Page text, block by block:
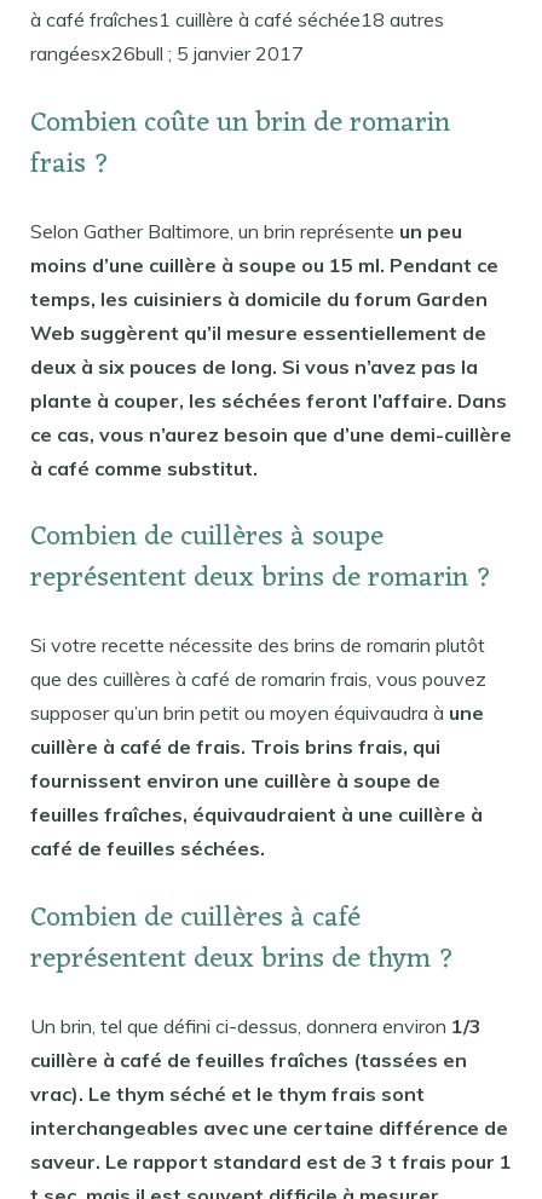
à café fraîches1 cuillère à café séchée18 autres
rangéesx26bull ; 5 janvier 2017
Combien coûte un brin de romarin
frais ?
Selon Gather Baltimore, un brin représente un peu
moins d’une cuillère à soupe ou 15 ml. Pendant ce
temps, les cuisiniers à domicile du forum Garden
Web suggèrent qu’il mesure essentiellement de
deux à six pouces de long. Si vous n’avez pas la
plante à couper, les séchées feront l’affaire. Dans
ce cas, vous n’aurez besoin que d’une demi-cuillère
à café comme substitut.
Combien de cuillères à soupe
représentent deux brins de romarin ?
Si votre recette nécessite des brins de romarin plutôt
que des cuillères à café de romarin frais, vous pouvez
supposer qu’un brin petit ou moyen équivaudra à une
cuillère à café de frais. Trois brins frais, qui
fournissent environ une cuillère à soupe de
feuilles fraîches, équivaudraient à une cuillère à
café de feuilles séchées.
Combien de cuillères à café
représentent deux brins de thym ?
Un brin, tel que défini ci-dessus, donnera environ 1/3
cuillère à café de feuilles fraîches (tassées en
vrac). Le thym séché et le thym frais sont
interchangeables avec une certaine différence de
saveur. Le rapport standard est de 3 t frais pour 1